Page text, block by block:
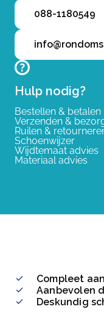
088-1180549
Hulp nodig?
Bestellen & betalen
Verzenden &
Ruilen &
Schoenwijzer
Wijdtemaat advies
Materiaal advies
Compleet
Aanbevolen
Deskundig